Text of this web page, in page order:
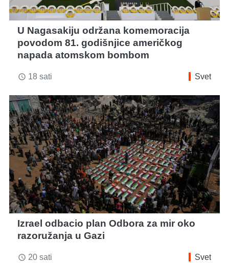
U Nagasakiju održana komemoracija
povodom 81. godišnjice američkog
napada atomskom bombom
access_time 18 sati Svet
Izrael odbacio plan Odbora za mir oko
razoružanja u Gazi
access_time 20 sati Svet